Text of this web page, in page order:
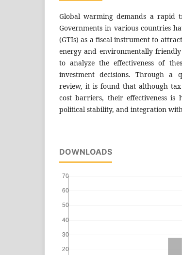
Global warming demands a rapid
Governments in various countries
(GTIs) as a fiscal instrument to
energy and environmentally
to analyze the effectiveness of
investment decisions. Through a
review, it is found that although
cost barriers, their effectiveness is
political stability, and integration
DOWNLOADS